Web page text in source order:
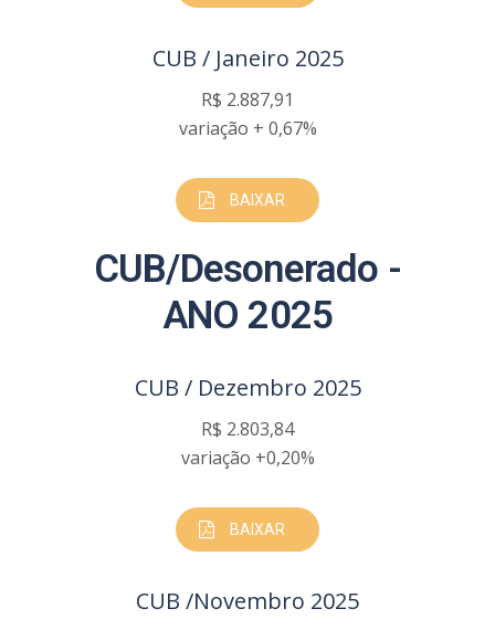
CUB / Janeiro 2025
R$ 2.887,91
variação + 0,67%
BAIXAR
CUB/Desonerado -
ANO 2025
CUB / Dezembro 2025
R$ 2.803,84
variação +0,20%
BAIXAR
CUB /Novembro 2025